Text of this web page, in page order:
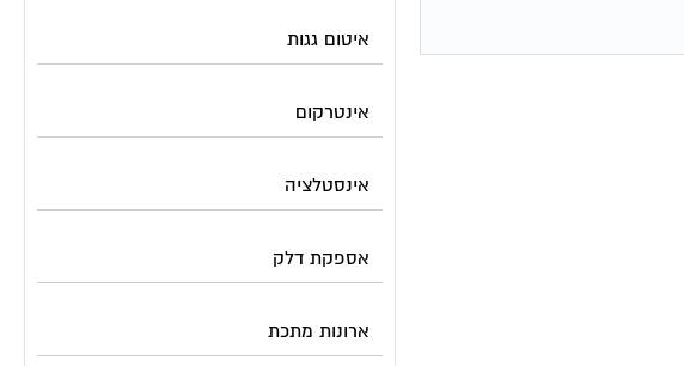
איטום גגות
אינטרקום
אינסטלציה
אספקת דלק
ארונות מתכת